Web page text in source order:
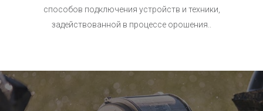
способов подключения устройств и техники,
задействованной в процессе орошения..